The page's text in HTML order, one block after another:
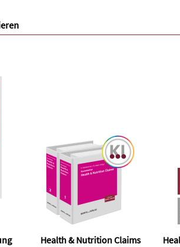
Health & Nutrition Claims